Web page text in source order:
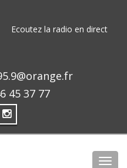
Ecoutez la radio en direct
45 37 77